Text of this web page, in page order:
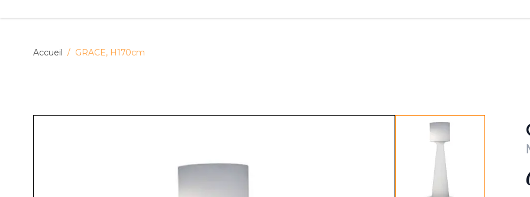
Accueil / GRACE, H170cm
View larger image